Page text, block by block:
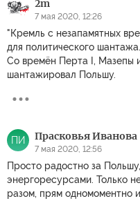
2m
7 мая 2020, 12:26
"Кремль с незапамятных
для политического
Со времён Перта I, Мазепы
шантажировал Польшу.
ПИ Прасковья Иванова
7 мая 2020, 12:56
Просто радостно за
энергоресурсами. Только
разом, прям одномоментно